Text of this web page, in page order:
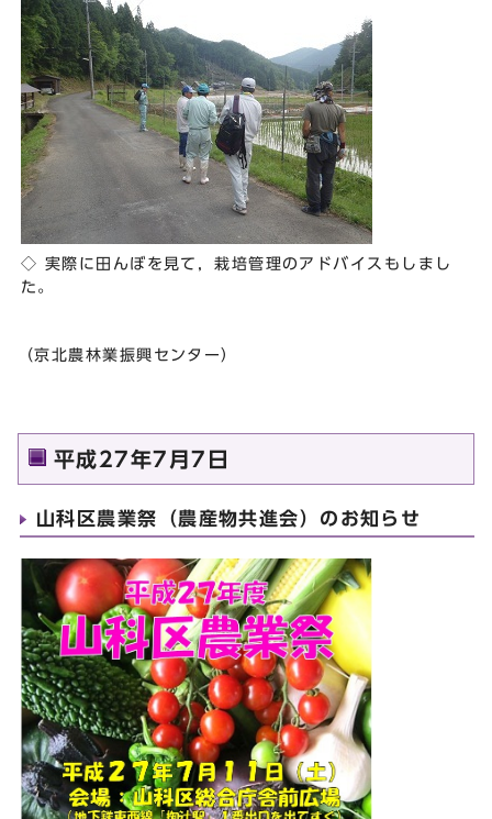
◇ 実際に田んぼを見て，栽培管理のアドバイスもしまし
た。
（京北農林業振興センター）
平成27年7月7日
山科区農業祭（農産物共進会）のお知らせ